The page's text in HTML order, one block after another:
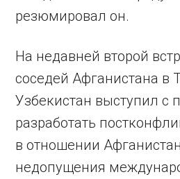
резюмировал он.
На недавней второй
соседей Афганистана в
Узбекистан выступил с
разработать
в отношении
недопущения